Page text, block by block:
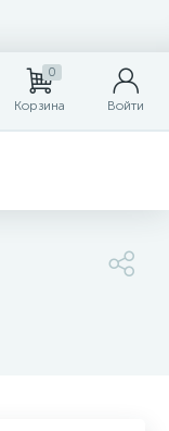
0
Корзина Войти